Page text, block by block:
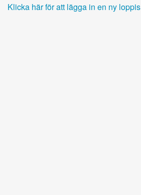
Klicka här för att lägga in en ny loppis